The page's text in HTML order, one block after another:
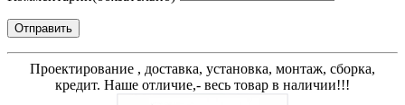
Отправить
Проектирование , доставка, установка, монтаж, сборка,
кредит. Наше отличие,- весь товар в наличии!!!